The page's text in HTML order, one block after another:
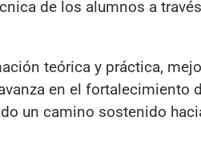
de los alumnos a
teórica y práctica,
en el fortalecimiento
un camino sostenido